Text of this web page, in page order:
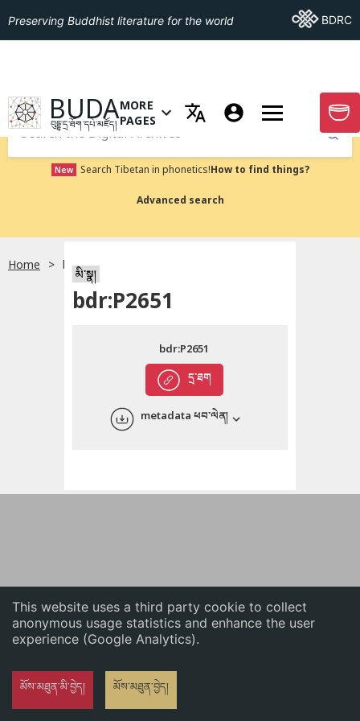
This website uses a third party cookie to collect
anonymous usage statistics and enhance the user
experience (Google Analytics).
མོས་མཐུན་མི་བྱེད། མོས་མཐུན་བྱེད།
English
Preserving Buddhist literature for the world Go ToBDRC
GO TO HOMEPAGE
BUDA
བུདྡྷ་དྲ་ཐོག་དཔེ་མཛོད།
OPEN MENU OF MORE PAGES
MORE
PAGES
GO
Submit
New Search Tibetan in phonetics!How to find things?
Advanced search
Home bdr:P2651
མི་སྣ།
bdr:P2651
དྲ་ཐག
bdr:P2651
metadata ཕབ་ལེན།